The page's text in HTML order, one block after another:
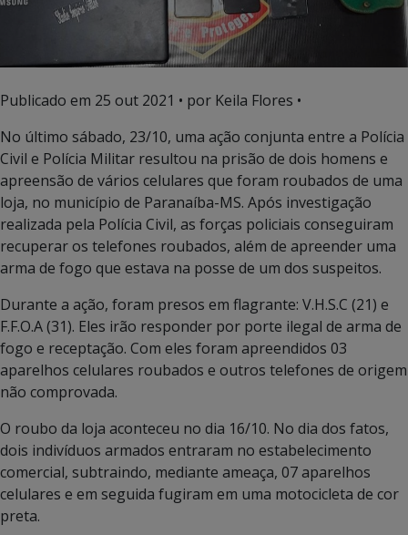
Publicado em 25 out 2021 • por Keila Flores •
No último sábado, 23/10, uma ação conjunta entre a Polícia
Civil e Polícia Militar resultou na prisão de dois homens e
apreensão de vários celulares que foram roubados de uma
loja, no município de Paranaíba-MS. Após investigação
realizada pela Polícia Civil, as forças policiais conseguiram
recuperar os telefones roubados, além de apreender uma
arma de fogo que estava na posse de um dos suspeitos.
Durante a ação, foram presos em flagrante: V.H.S.C (21) e
F.F.O.A (31). Eles irão responder por porte ilegal de arma de
fogo e receptação. Com eles foram apreendidos 03
aparelhos celulares roubados e outros telefones de origem
não comprovada.
O roubo da loja aconteceu no dia 16/10. No dia dos fatos,
dois indivíduos armados entraram no estabelecimento
comercial, subtraindo, mediante ameaça, 07 aparelhos
celulares e em seguida fugiram em uma motocicleta de cor
preta.